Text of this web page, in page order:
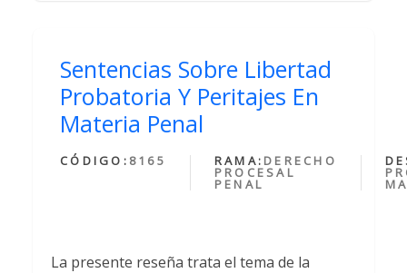
Sentencias Sobre Libertad
Probatoria Y Peritajes En
Materia Penal
CÓDIGO: 8165 RAMA: DERECHO
PROCESAL
PENAL
La presente reseña trata el tema de la